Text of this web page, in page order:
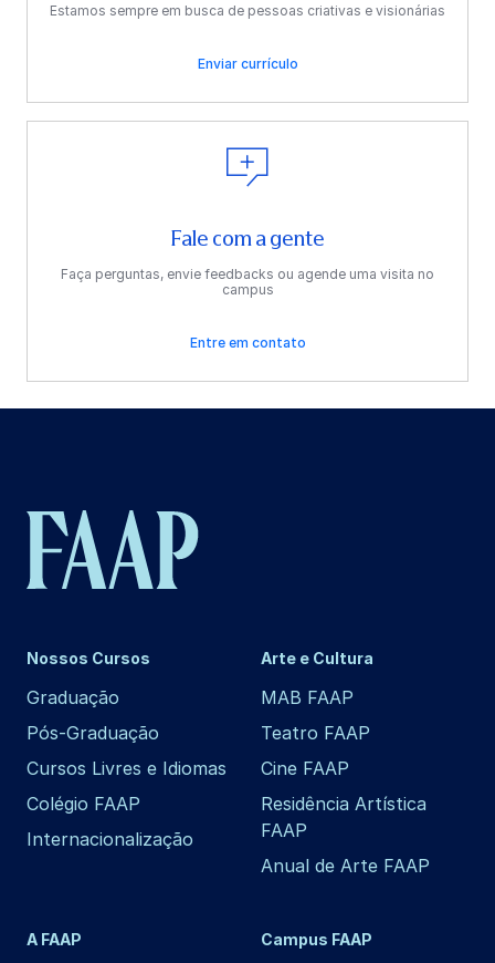
Estamos sempre em busca de pessoas criativas e visionárias
Enviar currículo
Fale com a gente
Faça perguntas, envie feedbacks ou agende uma visita no
campus
Entre em contato
Nossos Cursos
Graduação
Pós-Graduação
Cursos Livres e Idiomas
Colégio FAAP
Internacionalização
Arte e Cultura
MAB FAAP
Teatro FAAP
Cine FAAP
Residência Artística
FAAP
Anual de Arte FAAP
A FAAP Campus FAAP